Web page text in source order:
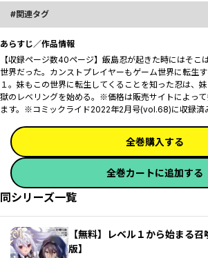
関連タグ
あらすじ／作品情報
【収録ページ数40ページ】飯島忍が起きた時にはそこ
世界だった。カンストプレイヤーもゲーム世界に転生
１。妹もこの世界に転生してくることを知った忍は、
獄のレベリングを始める――。※価格は販売サイトによっ
ます。※コミックライド2022年2月号(vol.68)に収録済
全巻購入する
全巻カートに追加する
同シリーズ一覧
【無料】レベル１から始まる召
版】